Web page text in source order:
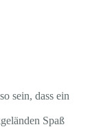
sein, dass ein
Spaß